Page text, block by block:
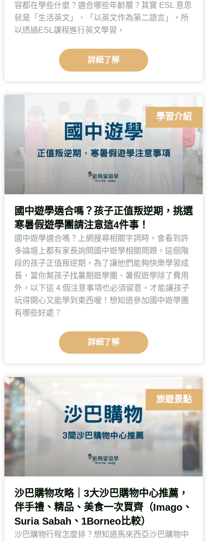
容都在學些什麼？適合哪些年齡層？其實 ESL 意思
就是「生活英文」、「以英文作為第二語言」，所
以透過ESL課程進行英文學習，
詳細了解
學習介紹
國中遊學適合嗎？孩子正值叛逆期，挑選
寒暑假遊學團請注意這4件事！
國中遊學適合嗎？上網搜尋相關字詞時，會看到許
多論壇上都有家長詢問國中遊學相關問題。這個階
段的孩子正值叛逆期，為了讓他們能夠快樂學習成
長，當你幫孩子找暑期遊學團、暑假遊學除了費用
外，以下這 4 個注意事項也必須留意，才能讓孩子
玩得開心又能學到東西喔！想知道參加國中遊學團
有哪些好處？
詳細了解
旅遊景點
沙巴購物攻略｜3大沙巴購物中心推薦，
伴手禮、精品、美食一次買齊（Imago、
Suria Sabah、1Borneo比較）
沙巴購物行程怎麼排？想知道馬來西亞沙巴購物中